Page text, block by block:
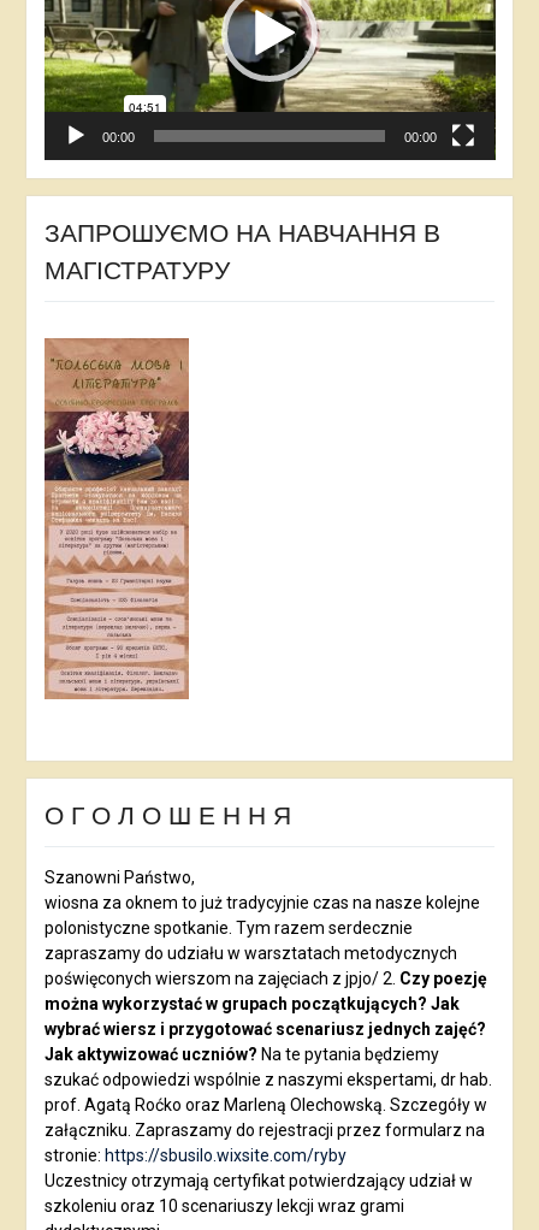
00:00 00:00
ЗАПРОШУЄМО НА НАВЧАННЯ В
МАГІСТРАТУРУ
О Г О Л О Ш Е Н Н Я
Szanowni Państwo,
wiosna za oknem to już tradycyjnie czas na nasze kolejne
polonistyczne spotkanie. Tym razem serdecznie
zapraszamy do udziału w warsztatach metodycznych
poświęconych wierszom na zajęciach z jpjo/ 2. Czy poezję
można wykorzystać w grupach początkujących? Jak
wybrać wiersz i przygotować scenariusz jednych zajęć?
Jak aktywizować uczniów? Na te pytania będziemy
szukać odpowiedzi wspólnie z naszymi ekspertami, dr hab.
prof. Agatą Roćko oraz Marleną Olechowską. Szczegóły w
załączniku. Zapraszamy do rejestracji przez formularz na
stronie: https://sbusilo.wixsite.com/ryby
Uczestnicy otrzymają certyfikat potwierdzający udział w
szkoleniu oraz 10 scenariuszy lekcji wraz grami